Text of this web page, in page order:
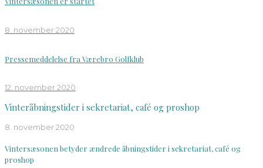
8. november 2020
Pressemeddelelse fra Værebro Golfklub
12. november 2020
Vinteråbningstider i sekretariat, café og proshop
8. november 2020
Vintersæsonen betyder ændrede åbningstider i sekretariat, café og
proshop